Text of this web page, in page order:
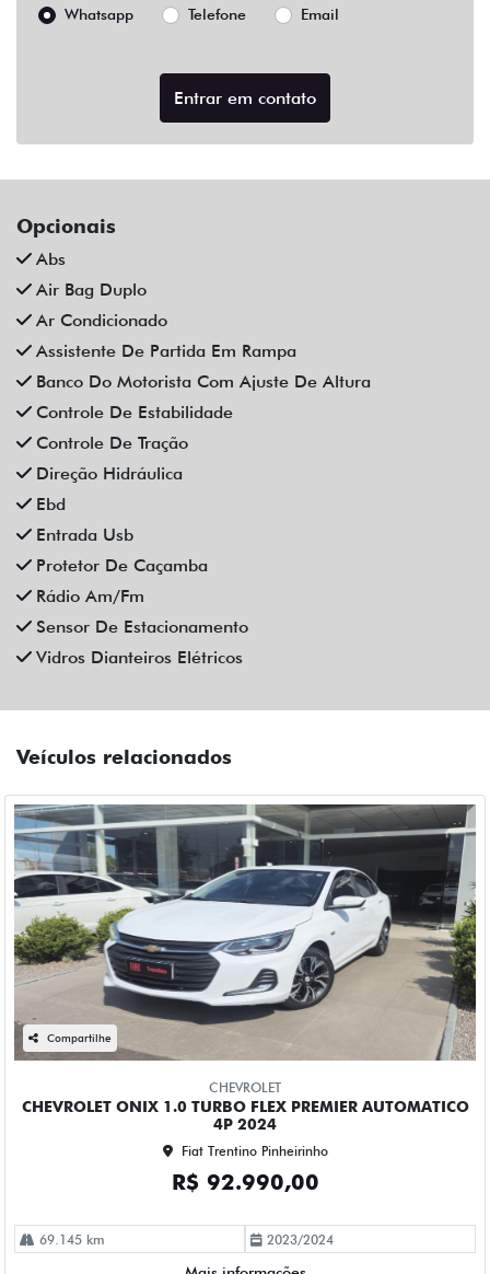
Whatsapp
Telefone Email
Entrar em contato
Opcionais
Abs
Air Bag Duplo
Ar Condicionado
Assistente De Partida Em Rampa
Banco Do Motorista Com Ajuste De Altura
Controle De Estabilidade
Controle De Tração
Direção Hidráulica
Ebd
Entrada Usb
Protetor De Caçamba
Rádio Am/Fm
Sensor De Estacionamento
Vidros Dianteiros Elétricos
Veículos relacionados
Compartilhe
CHEVROLET
CHEVROLET ONIX 1.0 TURBO FLEX PREMIER AUTOMATICO
4P 2024
Fiat Trentino Pinheirinho
R$ 92.990,00
69.145 km 2023/2024